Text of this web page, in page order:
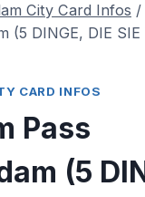
City Card Infos /
(5 DINGE, DIE SIE
CARD INFOS
Pass
(5